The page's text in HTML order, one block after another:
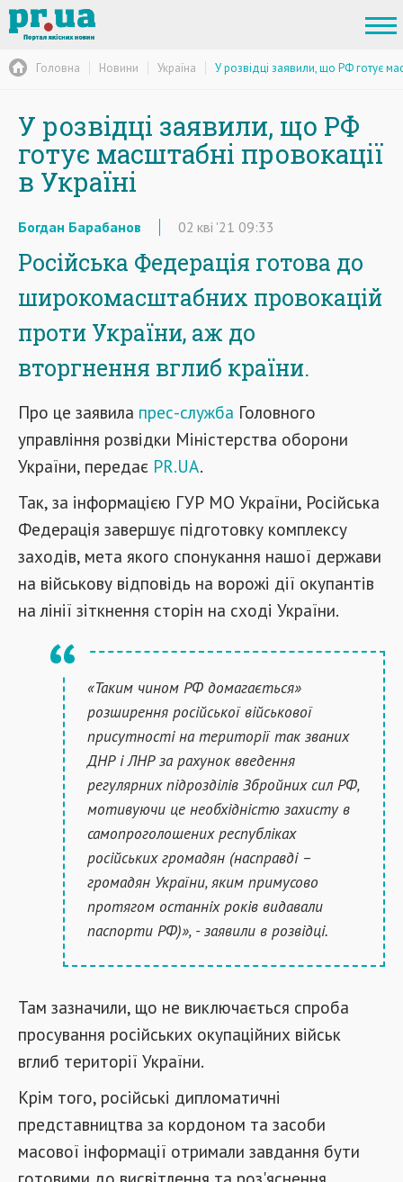
Головна Новини Україна У розвідці заявили, що РФ готує
У розвідці заявили, що РФ
готує масштабні провокації
в Україні
Богдан Барабанов 02 кві '21 09:33
Російська Федерація готова до
широкомасштабних провокацій
проти України, аж до
вторгнення вглиб країни.
Про це заявила прес-служба Головного
управління розвідки Міністерства оборони
України, передає PR.UA.
Так, за інформацією ГУР МО України, Російська
Федерація завершує підготовку комплексу
заходів, мета якого спонукання нашої держави
на військову відповідь на ворожі дії окупантів
на лінії зіткнення сторін на сході України.
«Таким чином РФ домагається»
розширення російської військової
присутності на території так званих
ДНР і ЛНР за рахунок введення
регулярних підрозділів Збройних сил РФ,
мотивуючи це необхідністю захисту в
самопроголошених республіках
російських громадян (насправді –
громадян України, яким примусово
протягом останніх років видавали
паспорти РФ)», - заявили в розвідці.
Там зазначили, що не виключається спроба
просування російських окупаційних військ
вглиб території України.
Крім того, російські дипломатичні
представництва за кордоном та засоби
масової інформації отримали завдання бути